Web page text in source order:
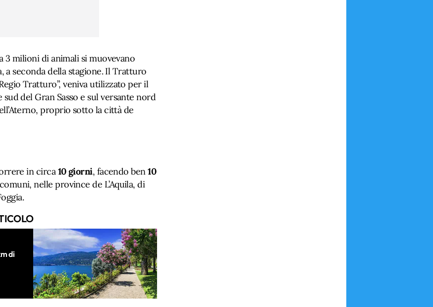
3 milioni di animali si muovevano
a seconda della stagione. Il Tratturo
Tratturo”, veniva utilizzato per il
del Gran Sasso e sul versante nord
proprio sotto la città de
in circa10 giorni, facendo ben10
nelle province de L’Aquila, di
di